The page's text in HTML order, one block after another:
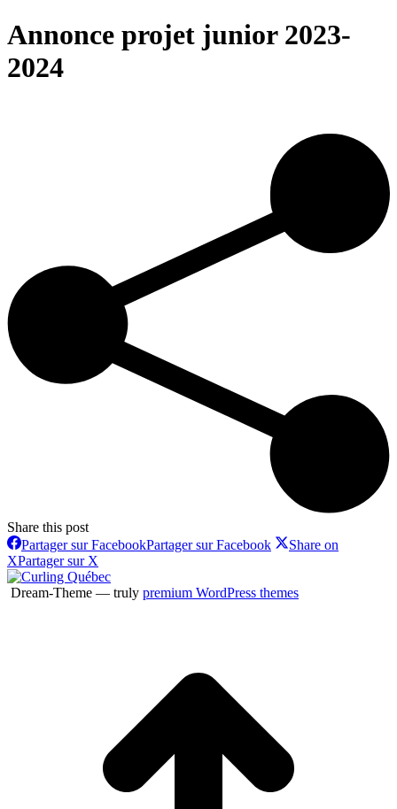
Annonce projet junior 2023-
2024
Share this post
Partager sur FacebookPartager sur Facebook
Share on
XPartager sur X
Dream-Theme — truly premium WordPress themes